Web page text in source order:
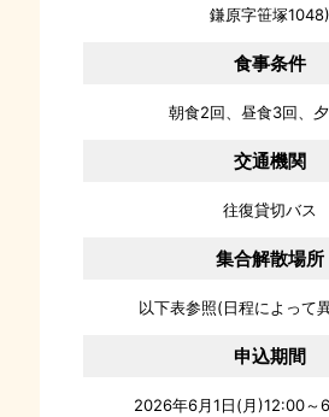
鎌原字笹塚1048)
食事条件
朝食2回、昼食3回、
交通機関
往復貸切バス
集合解散場所
以下表参照(日程によって
申込期間
2026年6月1日(月)12:00～